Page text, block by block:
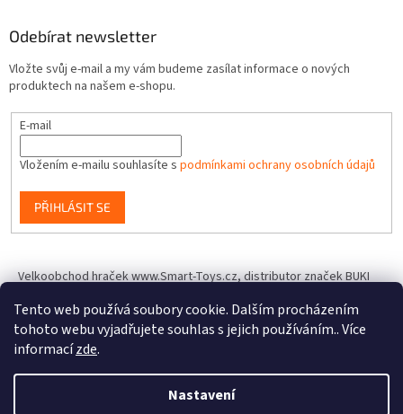
Tento web používá soubory cookie. Dalším procházením
tohoto webu vyjadřujete souhlas s jejich používáním.. Více
informacízde.
Nastavení
Odebírat newsletter
Vložte svůj e-mail a my vám budeme zasílat informace o nových
produktech na našem e-shopu.
E-mail
Vložením e-mailu souhlasíte s podmínkami ochrany osobních údajů
PŘIHLÁSIT SE
Velkoobchod hraček www.Smart-Toys.cz, distributor značek BUKI